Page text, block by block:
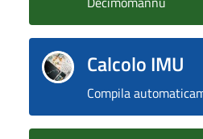
Calcolo IMU
Compila